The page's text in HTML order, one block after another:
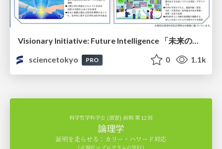
Visionary Initiative: Future Intelligence 「未来の知性と社会の礎を築く」｜Science Tokyo（東京科学大学）
sciencetokyo
PRO 0 1.1k